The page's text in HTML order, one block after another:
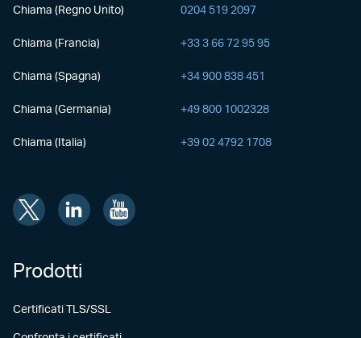
Chiama (Regno Unito) 0204 519 2097
Chiama (Francia) +33 3 66 72 95 95
Chiama (Spagna) +34 900 838 451
Chiama (Germania) +49 800 1002328
Chiama (Italia) +39 02 4792 1708
Prodotti
Certificati TLS/SSL